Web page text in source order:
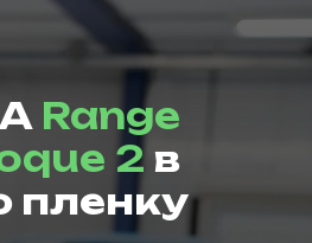
Range
2 в
пленку